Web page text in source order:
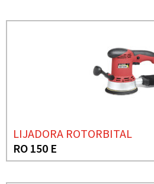
LIJADORA ROTORBITAL
RO 150 E